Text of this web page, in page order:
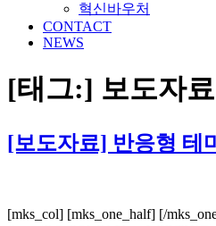
혁신바우처
CONTACT
NEWS
[태그:] 보도자료
[보도자료] 반응형 테
[mks_col] [mks_one_half] [/